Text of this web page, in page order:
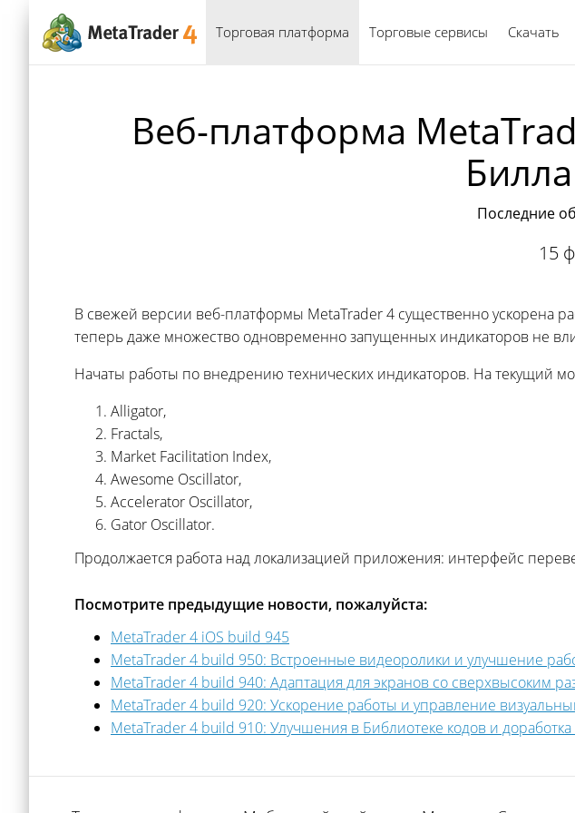
Торговая платформа Торговые сервисы Скачать
Веб-платформа
Последние
15
В свежей версии веб-платформы MetaTrader 4 существенно ускорена
теперь даже множество одновременно запущенных индикаторов не
Начаты работы по внедрению технических индикаторов. На текущий
Alligator,
Fractals,
Market Facilitation Index,
Awesome Oscillator,
Accelerator Oscillator,
Gator Oscillator.
Продолжается работа над локализацией приложения: интерфейс
Посмотрите предыдущие новости, пожалуйста:
MetaTrader 4 iOS build 945
MetaTrader 4 build 950: Встроенные видеоролики и улучшение
MetaTrader 4 build 940: Адаптация для экранов со сверхвысоким
MetaTrader 4 build 920: Ускорение работы и управление
MetaTrader 4 build 910: Улучшения в Библиотеке кодов и